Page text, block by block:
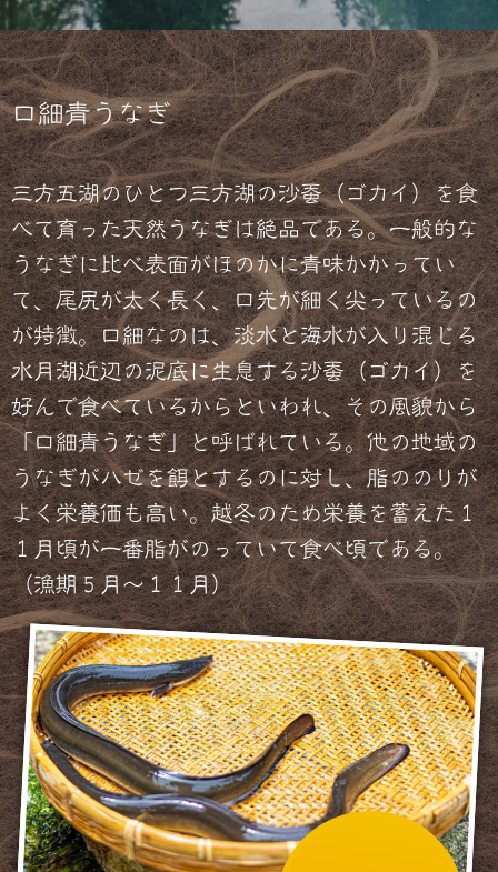
口細青うなぎ
三方五湖のひとつ三方湖の沙蚕（ゴカイ）を食
べて育った天然うなぎは絶品である。一般的な
うなぎに比べ表面がほのかに青味かかってい
て、尾尻が太く長く、口先が細く尖っているの
が特徴。口細なのは、淡水と海水が入り混じる
水月湖近辺の泥底に生息する沙蚕（ゴカイ）を
好んで食べているからといわれ、その風貌から
「口細青うなぎ」と呼ばれている。他の地域の
うなぎがハゼを餌とするのに対し、脂ののりが
よく栄養価も高い。越冬のため栄養を蓄えた１
１月頃が一番脂がのっていて食べ頃である。
（漁期５月～１１月）